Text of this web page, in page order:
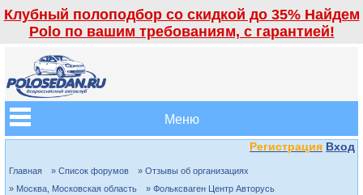
Клубный полоподбор со скидкой до 35% Найдем
Polo по вашим требованиям, с гарантией!
Меню
Регистрация Вход
Главная » Список форумов
» Отзывы об организациях
» Москва, Московская область
» Фольксваген Центр Авторусь